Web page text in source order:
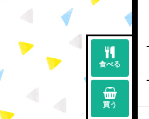
食べる
買う